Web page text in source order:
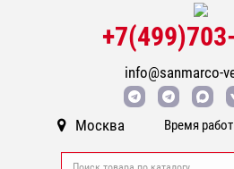
info@sanmarco-
Москва Время